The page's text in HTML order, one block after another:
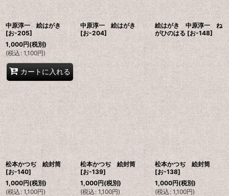
中原淳一 絵はがき
[お-205]
1,000円(税別)
(税込: 1,100円)
カートに入れる
中原淳一 絵はがき
[お-204]
絵はがき 中原淳一 ね
がひのはる [お-148]
松本かつぢ 絵封筒
[お-140]
1,000円(税別)
(税込: 1,100円)
松本かつぢ 絵封筒
[お-139]
1,000円(税別)
(税込 : 1,100円)
松本かつぢ 絵封筒
[お-138]
1,000円(税別)
(税込 : 1,100円)